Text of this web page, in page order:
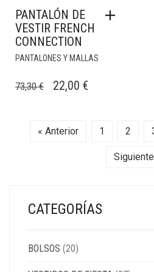
PANTALÓN DE
VESTIR FRENCH
CONNECTION
PANTALONES Y MALLAS
73,30€
EL
ERA:
22,00 €EL
ES:
22,00 €.
« Anterior 1 2
CATEGORÍAS
BOLSOS (20)